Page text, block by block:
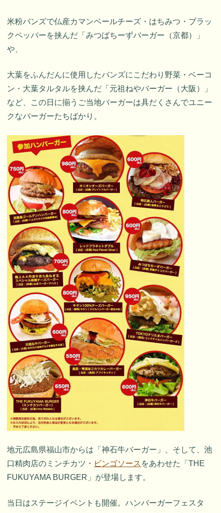
米粉バンズで仏産カマンベールチーズ・はちみつ・ブラッ
クペッパーを挟んだ「みつばちーずバーガー（京都）」
や、
大葉をふんだんに使用したバンズにこだわり野菜・ベーコ
ン・大葉タルタルを挟んだ「元祖ねやバーガー（大阪）」
など、この日に揃うご当地バーガーは具だくさんでユニー
クなバーガーたちばかり。
地元広島県福山市からは「神石牛バーガー」、そして、池
口精肉店のミンチカツ・ ビンゴソース をあわせた「THE
FUKUYAMA BURGER」が登場します。
当日はステージイベントも開催。ハンバーガーフェスタ